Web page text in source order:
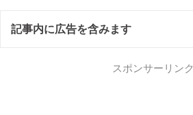
記事内に広告を含みます
スポンサーリンク